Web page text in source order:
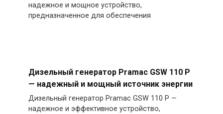
надежное и мощное устройство,
предназначенное для обеспечения
Дизельный генератор Pramac GSW 110 P
— надежный и мощный источник энергии
Дизельный генератор Pramac GSW 110 P —
надежное и эффективное устройство,